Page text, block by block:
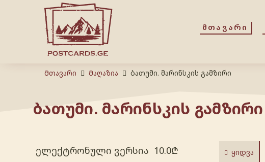
ᲛᲗᲐᲕᲐᲠᲘ
Მთავარი Მაღაზია ბათუმი. მარინსკის გამზირი
ბათუმი. მარინსკის გამზირი
ელექტრონული ვერსია 10.0₾ ᲧᲘᲓᲕᲐ